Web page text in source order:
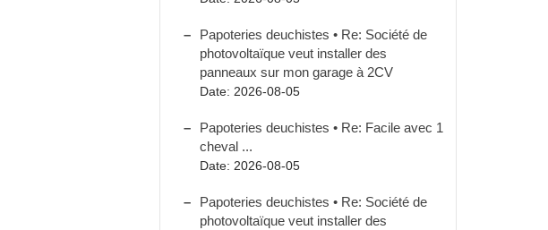
Papoteries deuchistes • Re: Société de
photovoltaïque veut installer des
panneaux sur mon garage à 2CV
Date: 2026-08-05
Papoteries deuchistes • Re: Facile avec 1
cheval ...
Date: 2026-08-05
Papoteries deuchistes • Re: Société de
photovoltaïque veut installer des